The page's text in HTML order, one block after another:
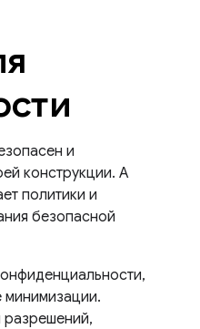
и
конструкции. А
политики и
безопасной
минимизации.